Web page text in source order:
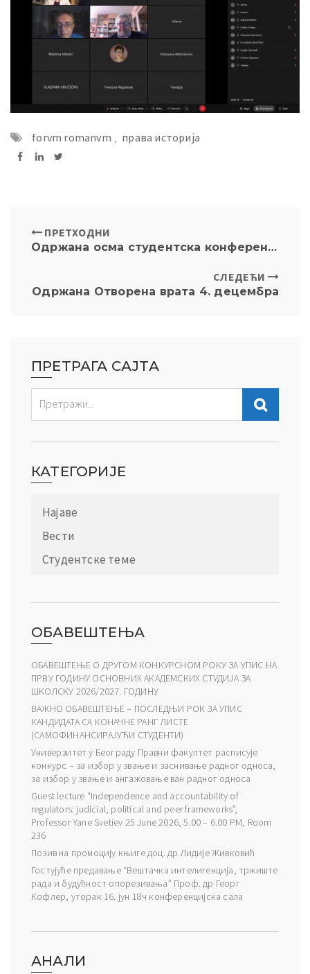
forvm romanvm права историја
ПРЕТХОДНИ
Одржана осма студентска конференција из теорије, филозофије и социологије права
СЛЕДЕЋИ
Одржана Отворена врата 4. децембра
ПРЕТРАГА САЈТА
КАТЕГОРИЈЕ
Најаве
Вести
Студентске теме
ОБАВЕШТЕЊА
ОБАВЕШТЕЊЕ О ДРУГОМ КОНКУРСНОМ РОКУ ЗА УПИС НА
ПРВУ ГОДИНУ ОСНОВНИХ АКАДЕМСКИХ СТУДИЈА ЗА
ШКОЛСКУ 2026/2027. ГОДИНУ
ВАЖНО ОБАВЕШТЕЊЕ – ПОСЛЕДЊИ РОК ЗА УПИС
КАНДИДАТА СА КОНАЧНЕ РАНГ ЛИСТЕ
(САМОФИНАНСИРАЈУЋИ СТУДЕНТИ)
Универзитет у Београду Правни факултет расписује
конкурс – за избор у звање и заснивање радног односа,
за избор у звање и ангажовање ван радног односа
Guest lecture “Independence and accountability of
regulators: judicial, political and peer frameworks”,
Professor Yane Svetiev 25 June 2026, 5.00 – 6.00 PM, Room
236
Позив на промоцију књиге доц. др Лидије Живковић
Гостујуће предавање “Вештачка интелигенција, тржиште
рада и будућност опорезивања” Проф. др Георг
Кофлер, уторак 16. јун 18ч конференцијска сала
АНАЛИ